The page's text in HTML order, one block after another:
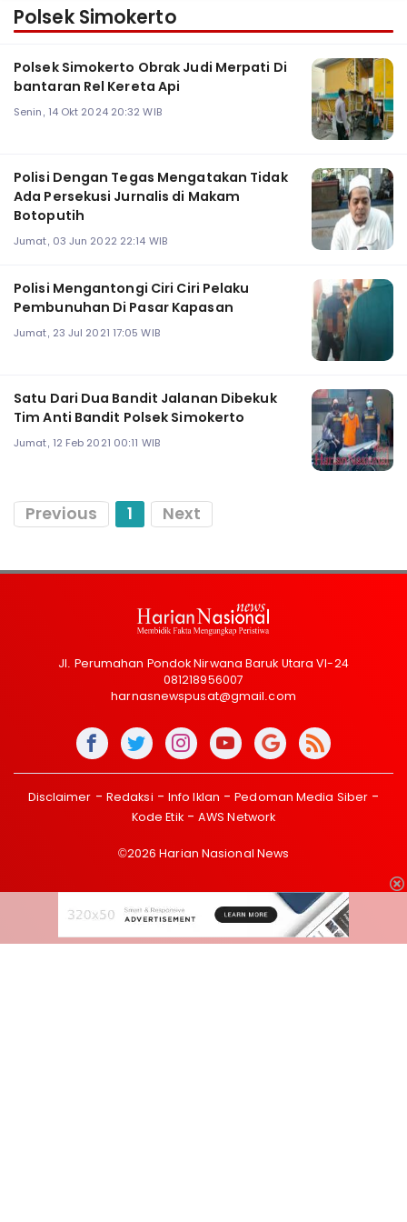
Polsek Simokerto
Polsek Simokerto Obrak Judi Merpati Di
bantaran Rel Kereta Api
Senin, 14 Okt 2024 20:32 WIB
Polisi Dengan Tegas Mengatakan Tidak
Ada Persekusi Jurnalis di Makam
Botoputih
Jumat, 03 Jun 2022 22:14 WIB
Polisi Mengantongi Ciri Ciri Pelaku
Pembunuhan Di Pasar Kapasan
Jumat, 23 Jul 2021 17:05 WIB
Satu Dari Dua Bandit Jalanan Dibekuk
Tim Anti Bandit Polsek Simokerto
Jumat, 12 Feb 2021 00:11 WIB
Previous 1 Next
Jl. Perumahan Pondok Nirwana Baruk Utara VI-24
081218956007
harnasnewspusat@gmail.com
Disclaimer Redaksi Info Iklan
Pedoman Media Siber
Kode Etik
AWS Network
©2026 Harian Nasional News